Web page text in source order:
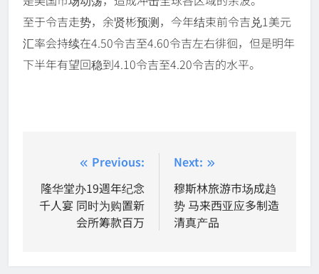
至于令吉走势，余贤彬预测，今年结束前令吉兑1美元
汇率会持续在4.50令吉至4.60令吉左右徘徊，但是明年
下半年有望回稳到4.10令吉至4.20令吉的水平。
navigation
Previous:
隆华堂办19週年纪念
千人宴 同时为购置新
会所筹款百万
Next:
穆斯林旅游市场成趋
势 马来西亚应多制造
清真产品